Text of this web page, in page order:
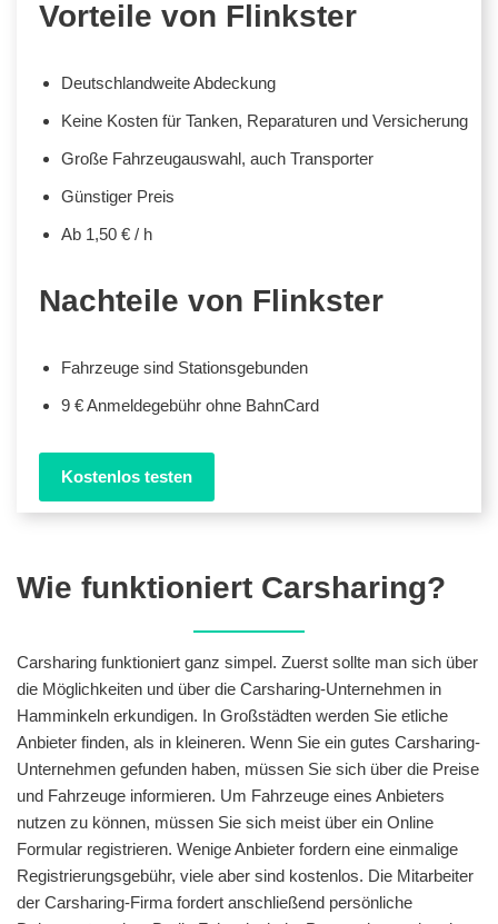
Vorteile von Flinkster
Deutschlandweite Abdeckung
Keine Kosten für Tanken, Reparaturen und Versicherung
Große Fahrzeugauswahl, auch Transporter
Günstiger Preis
Ab 1,50 € / h
Nachteile von Flinkster
Fahrzeuge sind Stationsgebunden
9 € Anmeldegebühr ohne BahnCard
Kostenlos testen
Wie funktioniert Carsharing?
Carsharing funktioniert ganz simpel. Zuerst sollte man sich über
die Möglichkeiten und über die Carsharing-Unternehmen in
Hamminkeln erkundigen. In Großstädten werden Sie etliche
Anbieter finden, als in kleineren. Wenn Sie ein gutes Carsharing-
Unternehmen gefunden haben, müssen Sie sich über die Preise
und Fahrzeuge informieren. Um Fahrzeuge eines Anbieters
nutzen zu können, müssen Sie sich meist über ein Online
Formular registrieren. Wenige Anbieter fordern eine einmalige
Registrierungsgebühr, viele aber sind kostenlos. Die Mitarbeiter
der Carsharing-Firma fordert anschließend persönliche